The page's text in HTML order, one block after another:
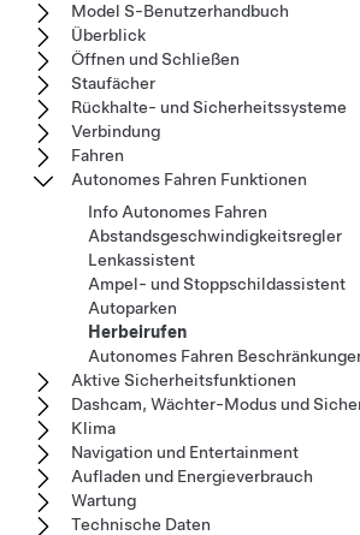
Model S-Benutzerhandbuch
Überblick
Öffnen und Schließen
Staufächer
Rückhalte- und Sicherheitssysteme
Verbindung
Fahren
Autonomes Fahren Funktionen
Info Autonomes Fahren
Abstandsgeschwindigkeitsregler
Lenkassistent
Ampel- und Stoppschildassistent
Autoparken
Herbeirufen
Autonomes Fahren
Aktive Sicherheitsfunktionen
Dashcam, Wächter-Modus und
Klima
Navigation und Entertainment
Aufladen und Energieverbrauch
Wartung
Technische Daten